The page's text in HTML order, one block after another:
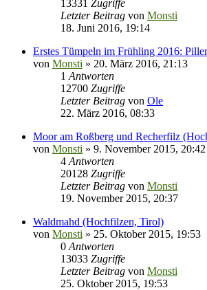
13331 Zugriffe
Letzter Beitrag von Monsti
18. Juni 2016, 19:14
Erstes Tümpeln im Frühling 2016:
von Monsti » 20. März 2016, 21:13
1 Antworten
12700 Zugriffe
Letzter Beitrag von Ole
22. März 2016, 08:33
Moor am Roßberg und Recherfilz
von Monsti » 9. November 2015, 20:42
4 Antworten
20128 Zugriffe
Letzter Beitrag von Monsti
19. November 2015, 20:37
Waldmahd (Hochfilzen, Tirol)
von Monsti » 25. Oktober 2015, 19:53
0 Antworten
13033 Zugriffe
Letzter Beitrag von Monsti
25. Oktober 2015, 19:53